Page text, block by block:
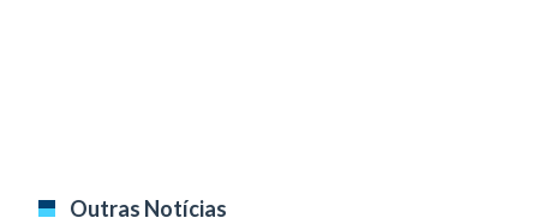
Outras Notícias